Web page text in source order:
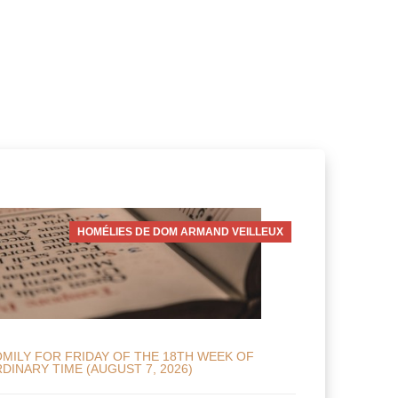
HOMÉLIES DE DOM ARMAND VEILLEUX
FOR FRIDAY OF THE 18TH WEEK OF
TIME (AUGUST 7, 2026)